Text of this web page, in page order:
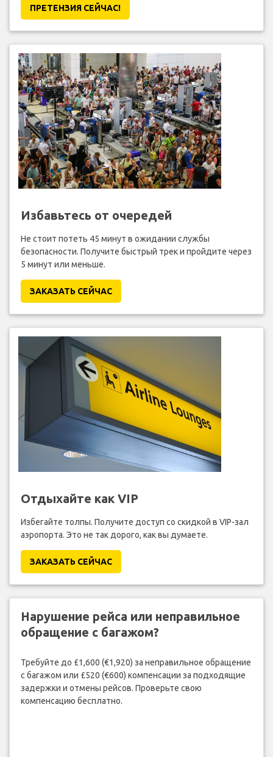
ПРЕТЕНЗИЯ CЕЙЧАС!
Избавьтесь от очередей
Не стоит потеть 45 минут в ожидании службы
безопасности. Получите быстрый трек и пройдите через
5 минут или меньше.
ЗАКАЗАТЬ СЕЙЧАС
Отдыхайте как VIP
Избегайте толпы. Получите доступ со скидкой в VIP-зал
аэропорта. Это не так дорого, как вы думаете.
ЗАКАЗАТЬ СЕЙЧАС
Нарушение рейса или неправильное
обращение с багажом?
Требуйте до £1,600 (€1,920) за неправильное обращение
с багажом или £520 (€600) компенсации за подходящие
задержки и отмены рейсов. Проверьте свою
компенсацию бесплатно.